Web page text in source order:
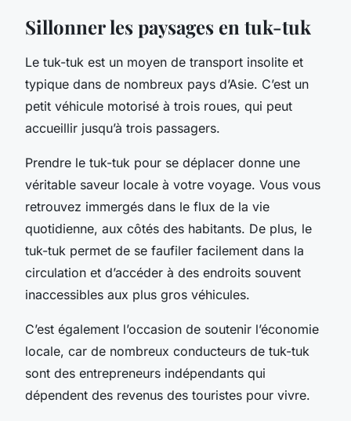
Sillonner les paysages en tuk-tuk
Le tuk-tuk est un moyen de transport insolite et
typique dans de nombreux pays d’Asie. C’est un
petit véhicule motorisé à trois roues, qui peut
accueillir jusqu’à trois passagers.
Prendre le tuk-tuk pour se déplacer donne une
véritable saveur locale à votre voyage. Vous vous
retrouvez immergés dans le flux de la vie
quotidienne, aux côtés des habitants. De plus, le
tuk-tuk permet de se faufiler facilement dans la
circulation et d’accéder à des endroits souvent
inaccessibles aux plus gros véhicules.
C’est également l’occasion de soutenir l’économie
locale, car de nombreux conducteurs de tuk-tuk
sont des entrepreneurs indépendants qui
dépendent des revenus des touristes pour vivre.